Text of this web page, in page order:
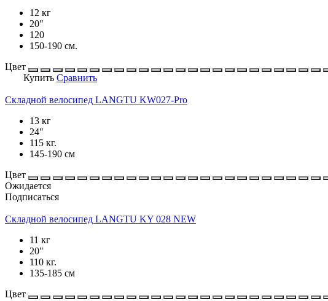
12 кг
20"
120
150-190 см.
Цвет
Купить Сравнить
Складной велосипед LANGTU KW027-Pro
13 кг
24"
115 кг.
145-190 см
Цвет
Ожидается
Подписаться
Складной велосипед LANGTU KY 028 NEW
11 кг
20"
110 кг.
135-185 см
Цвет